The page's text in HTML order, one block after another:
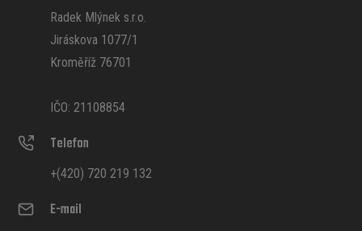
Radek Mlýnek s.r.o.
Jiráskova 1077/1
Kroměříž 76701
IČO: 21108854
Telefon
+(420) 720 219 132
E-mail